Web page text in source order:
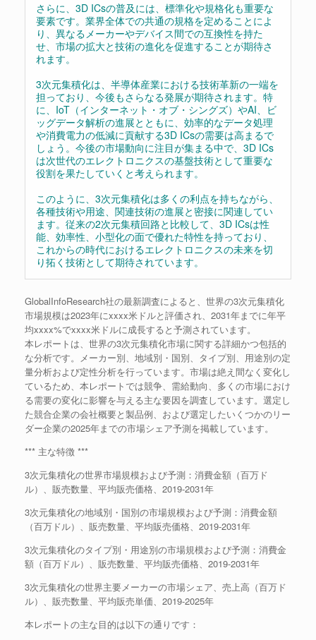
さらに、3D ICsの普及には、標準化や規格化も重要な
要素です。業界全体での共通の規格を定めることによ
り、異なるメーカーやデバイス間での互換性を持た
せ、市場の拡大と技術の進化を促進することが期待さ
れます。
3次元集積化は、半導体産業における技術革新の一端を
担っており、今後もさらなる発展が期待されます。特
に、IoT（インターネット・オブ・シングズ）やAI、ビ
ッグデータ解析の進展とともに、効率的なデータ処理
や消費電力の低減に貢献する3D ICsの需要は高まるで
しょう。今後の市場動向に注目が集まる中で、3D ICs
は次世代のエレクトロニクスの基盤技術として重要な
役割を果たしていくと考えられます。
このように、3次元集積化は多くの利点を持ちながら、
各種技術や用途、関連技術の進展と密接に関連してい
ます。従来の2次元集積回路と比較して、3D ICsは性
能、効率性、小型化の面で優れた特性を持っており、
これからの時代におけるエレクトロニクスの未来を切
り拓く技術として期待されています。
GlobalInfoResearch社の最新調査によると、世界の3次元集積化
市場規模は2023年にxxxx米ドルと評価され、2031年までに年平
均xxxx%でxxxx米ドルに成長すると予測されています。
本レポートは、世界の3次元集積化市場に関する詳細かつ包括的
な分析です。メーカー別、地域別・国別、タイプ別、用途別の定
量分析および定性分析を行っています。市場は絶え間なく変化し
ているため、本レポートでは競争、需給動向、多くの市場におけ
る需要の変化に影響を与える主な要因を調査しています。選定し
た競合企業の会社概要と製品例、および選定したいくつかのリー
ダー企業の2025年までの市場シェア予測を掲載しています。
*** 主な特徴 ***
3次元集積化の世界市場規模および予測：消費金額（百万ド
ル）、販売数量、平均販売価格、2019-2031年
3次元集積化の地域別・国別の市場規模および予測：消費金額
（百万ドル）、販売数量、平均販売価格、2019-2031年
3次元集積化のタイプ別・用途別の市場規模および予測：消費金
額（百万ドル）、販売数量、平均販売価格、2019-2031年
3次元集積化の世界主要メーカーの市場シェア、売上高（百万ド
ル）、販売数量、平均販売単価、2019-2025年
本レポートの主な目的は以下の通りです：